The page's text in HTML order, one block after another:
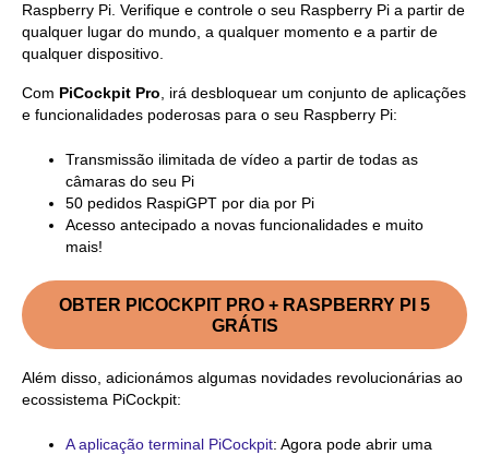
Raspberry Pi. Verifique e controle o seu Raspberry Pi a partir de
qualquer lugar do mundo, a qualquer momento e a partir de
qualquer dispositivo.
Com PiCockpit Pro , irá desbloquear um conjunto de aplicações
e funcionalidades poderosas para o seu Raspberry Pi:
Transmissão ilimitada de vídeo a partir de todas as
câmaras do seu Pi
50 pedidos RaspiGPT por dia por Pi
Acesso antecipado a novas funcionalidades e muito
mais!
OBTER PICOCKPIT PRO + RASPBERRY PI 5
GRÁTIS
Além disso, adicionámos algumas novidades revolucionárias ao
ecossistema PiCockpit:
A aplicação terminal PiCockpit: Agora pode abrir uma